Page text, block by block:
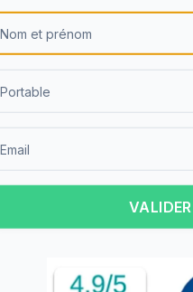
1881€ par mois
nationale, ce qui en
(Allocation
du tarif dépendance.
l'hébergement
d'offres permet de
de leurs familles, que ce
VALIDER